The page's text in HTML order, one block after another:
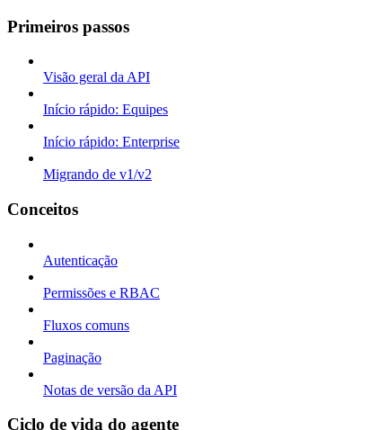
Primeiros passos
Visão geral da API
Início rápido: Equipes
Início rápido: Enterprise
Migrando de v1/v2
Conceitos
Autenticação
Permissões e RBAC
Fluxos comuns
Paginação
Notas de versão da API
Ciclo de vida do agente